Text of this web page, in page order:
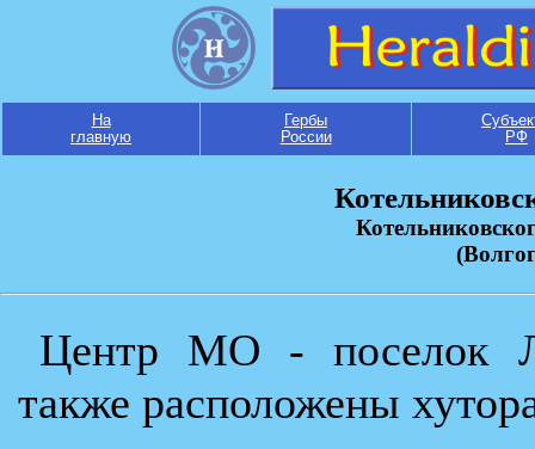
На
главную
Гербы
России
РФ
Центр МО - поселок
также расположены